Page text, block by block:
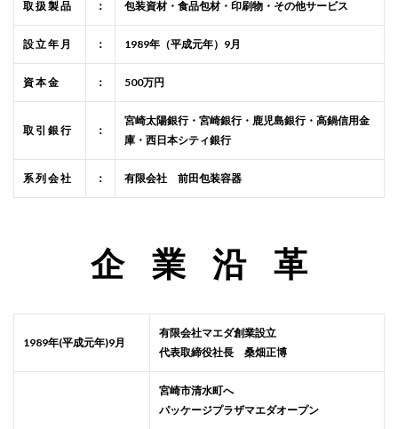
取 扱 製 品 ： 包装資材・食品包材・印刷物・その他サービス
設 立 年 月 ： 1989年（平成元年）9月
資 本 金 ： 500万円
取 引 銀 行 ：
宮崎太陽銀行・宮崎銀行・鹿児島銀行・高鍋信用金
庫・西日本シティ銀行
系 列 会 社 ： 有限会社 前田包装容器
企業沿 革
1989年(平成元年)9月
有限会社マエダ創業設立
代表取締役社長 桑畑正博
宮崎市清水町へ
パッケージプラザマエダオープン